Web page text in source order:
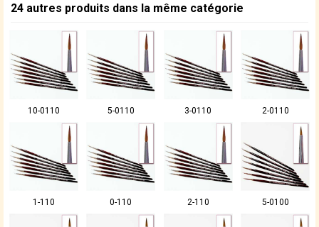
24 autres produits dans la même catégorie
10-0110 5-0110 3-0110 2-0110
1-110 0-110 2-110 5-0100